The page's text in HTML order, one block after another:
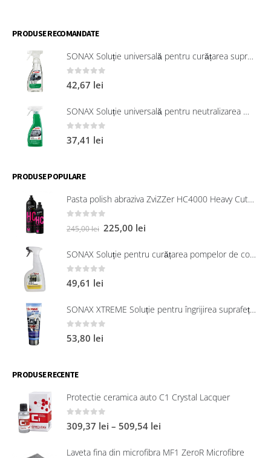
PRODUSE RECOMANDATE
SONAX Soluție universală pentru curățarea suprafețelor interioare 321200
0 out of 5
42,67 lei
SONAX Soluție universală pentru neutralizarea mirosurilor neplăcute
0out of 5
37,41 lei
PRODUSE POPULARE
Pasta polish abraziva ZviZZer HC4000 Heavy Cut 750 ml
245,00lei 225,00 lei
SONAX Soluție pentru curățarea pompelor de combustibil, 750 ml
0 out of 5
49,61 lei
SONAX XTREME Soluție pentru îngrijirea suprafețelor exterioare din plastic 250 ml
0 out of 5
53,80 lei
PRODUSE RECENTE
Protectie ceramica auto C1 Crystal Lacquer
0out of 5
309,37 lei – 509,54 lei
Laveta fina din microfibra MF1 ZeroR Microfibre